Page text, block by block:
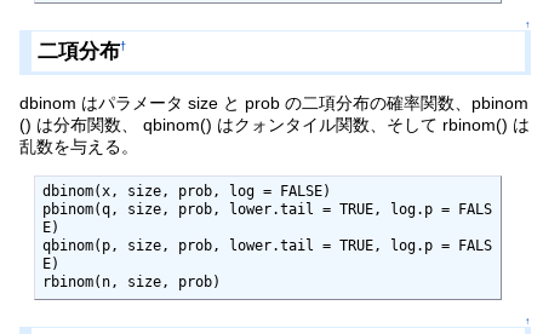
↑
二項分布†
dbinom はパラメータ size と prob の二項分布の確率関数、pbinom
() は分布関数、 qbinom() はクォンタイル関数、そして rbinom() は
乱数を与える。
dbinom(x, size, prob, log = FALSE)
pbinom(q, size, prob, lower.tail = TRUE, log.p = FALS
E)
qbinom(p, size, prob, lower.tail = TRUE, log.p = FALS
E)
rbinom(n, size, prob)
↑